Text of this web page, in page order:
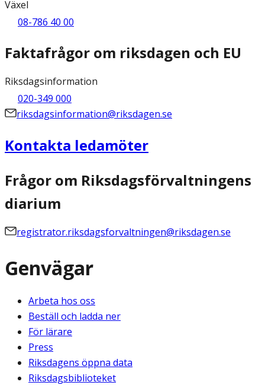
Växel
08-786 40 00
Faktafrågor om riksdagen och EU
Riksdagsinformation
020-349 000
riksdagsinformation@riksdagen.se
Kontakta ledamöter
Frågor om Riksdagsförvaltningens
diarium
registrator.riksdagsforvaltningen@riksdagen.se
Genvägar
Arbeta hos oss
Beställ och ladda ner
För lärare
Press
Riksdagens öppna data
Riksdagsbiblioteket